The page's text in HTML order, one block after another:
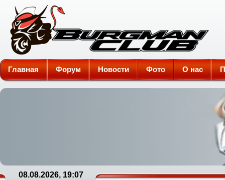
Burgman-Club
Главная Форум Новости Фото О нас
08.08.2026, 19:07